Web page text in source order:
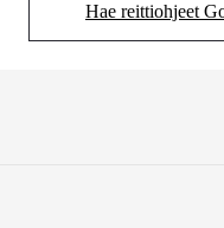
Hae reittiohjeet